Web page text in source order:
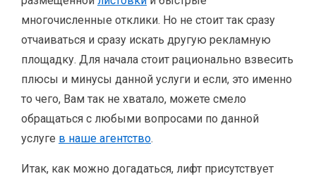
многочисленные отклики. Но не стоит так сразу
отчаиваться и сразу искать другую рекламную
площадку. Для начала стоит рационально взвесить
плюсы и минусы данной услуги и если, это именно
то чего, Вам так не хватало, можете смело
обращаться с любыми вопросами по данной
услуге в наше агентство.
Итак, как можно догадаться, лифт присутствует